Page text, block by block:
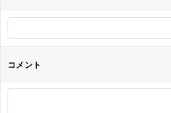
コメント